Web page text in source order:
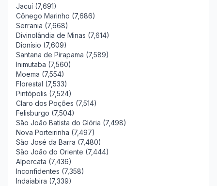
Jacuí (7,691)
Cônego Marinho (7,686)
Serrania (7,668)
Divinolândia de Minas (7,614)
Dionísio (7,609)
Santana de Pirapama (7,589)
Inimutaba (7,560)
Moema (7,554)
Florestal (7,533)
Pintópolis (7,524)
Claro dos Poções (7,514)
Felisburgo (7,504)
São João Batista do Glória (7,498)
Nova Porteirinha (7,497)
São José da Barra (7,480)
São João do Oriente (7,444)
Alpercata (7,436)
Inconfidentes (7,358)
Indaiabira (7,339)